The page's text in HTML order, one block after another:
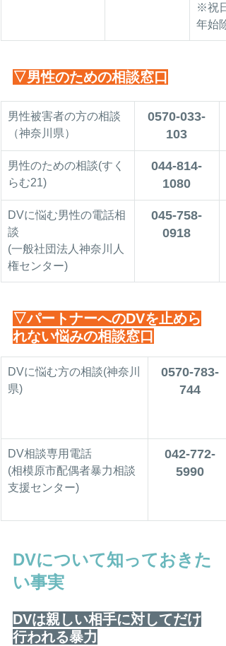
※祝
年始
▽男性のための相談窓口
男性被害者の方の相談
（神奈川県）
0570-033-
103
男性のための相談(すく
らむ21)
044-814-
1080
DVに悩む男性の電話相
談
(一般社団法人神奈川人
権センター)
045-758-
0918
▽パートナーへのDVを止めら
れない悩みの相談窓口
DVに悩む方の相談(神奈川
県)
0570-783-
744
DV相談専用電話
(相模原市配偶者暴力相談
支援センター)
042-772-
5990
DVについて知っておきた
い事実
DVは親しい相手に対してだけ
行われる暴力